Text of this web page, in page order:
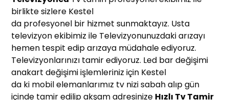
birlikte sizlere Kestel
da profesyonel bir hizmet sunmaktayız. Usta
televizyon ekibimiz ile Televizyonunuzdaki arızayı
hemen tespit edip arızaya müdahale ediyoruz.
Televizyonlarınızı tamir ediyoruz. Led bar değişimi
anakart değişimi işlemleriniz için Kestel
da ki mobil elemanlarımız tv nizi sabah alıp gün
içinde tamir edilip akşam adresinize Hızlı Tv Tamir